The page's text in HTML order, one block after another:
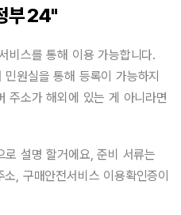
부 24"
비스를 통해 이용 가능합니다.
원실을 통해 등록이 가능하지
주소가 해외에 있는 게 아니라면
로 설명 할거에요, 준비 서류는
, 구매안전서비스 이용확인증이